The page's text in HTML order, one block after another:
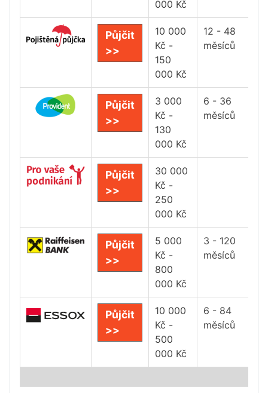
000 Kč
Půjčit
>>
10 000
Kč -
150
000 Kč
12 - 48
měsíců
Půjčit
>>
3 000
Kč -
130
000 Kč
6 - 36
měsíců
Půjčit
>>
30 000
Kč -
250
000 Kč
Půjčit
>>
5 000
Kč -
800
000 Kč
3 - 120
měsíců
Půjčit
>>
10 000
Kč -
500
000 Kč
6 - 84
měsíců